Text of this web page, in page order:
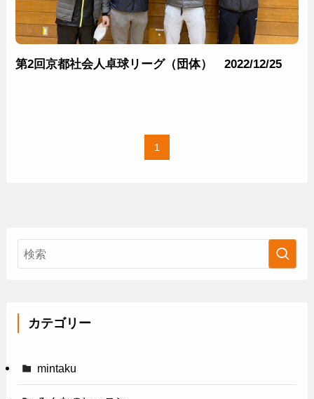
第2回京都社会人卓球リーグ（団体） 2022/12/25
1
カテゴリー
mintaku